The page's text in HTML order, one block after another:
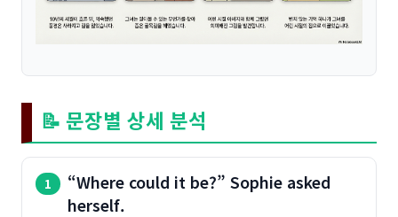
📝 문장별 상세 분석
1
“Where could it be?” Sophie asked
herself.